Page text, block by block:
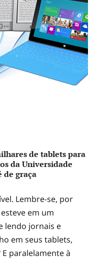
de tablets para
da Universidade
de graça
Lembre-se, por
em um
lendo jornais e
em seus tablets,
paralelamente à